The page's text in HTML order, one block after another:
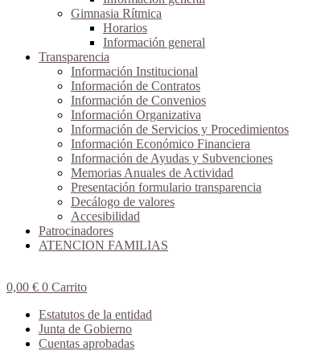
Gimnasia Rítmica
Horarios
Información general
Transparencia
Información Institucional
Información de Contratos
Información de Convenios
Información Organizativa
Información de Servicios y Procedimientos
Información Económico Financiera
Información de Ayudas y Subvenciones
Memorias Anuales de Actividad
Presentación formulario transparencia
Decálogo de valores
Accesibilidad
Patrocinadores
ATENCION FAMILIAS
0,00 € 0 Carrito
Estatutos de la entidad
Junta de Gobierno
Cuentas aprobadas